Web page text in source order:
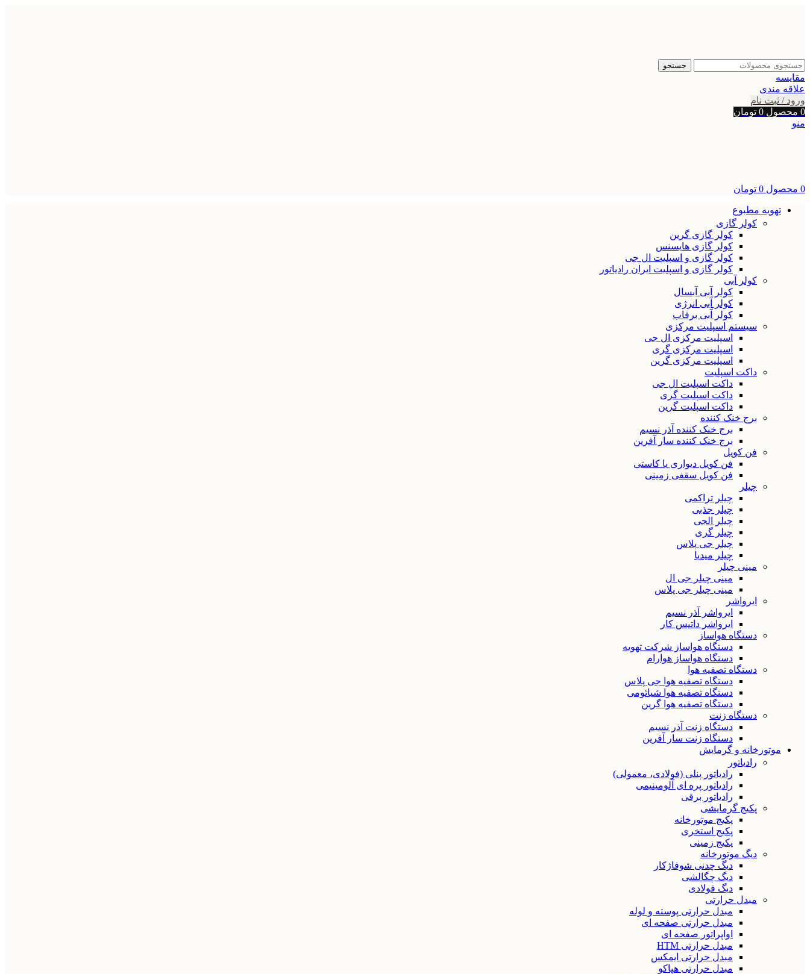
جستجو
مقایسه
علاقه مندی
ورود / ثبت نام
0 محصول 0 تومان
منو
0 محصول 0 تومان
تهویه مطبوع
کولر گازی
کولر گازی گرین
کولر گازی هایسنس
کولر گازی و اسپلیت ال جی
کولر گازی و اسپلیت ایران رادیاتور
کولر آبی
کولر آبی آبسال
کولر آبی انرژی
کولر آبی برفاب
سیستم اسپلیت مرکزی
اسپلیت مرکزی ال جی
اسپلیت مرکزی گری
اسپلیت مرکزی گرین
داکت اسپلیت
داکت اسپلیت ال جی
داکت اسپلیت گری
داکت اسپلیت گرین
برج خنک کننده
برج خنک کننده آذر نسیم
برج خنک کننده سار آفرین
فن کویل
فن کویل دیواری یا کاستی
فن کویل سقفی زمینی
چیلر
چیلر تراکمی
چیلر جذبی
چیلر الجی
چیلر گری
چیلر جی پلاس
چیلر میدیا
مینی چیلر
مینی چیلر جی ال
مینی چیلر جی پلاس
ایرواشر
ایرواشر آذر نسیم
ایرواشر داتیس کار
دستگاه هواساز
دستگاه هواساز شرکت تهویه
دستگاه هواساز هوارام
دستگاه تصفیه هوا
دستگاه تصفیه هوا جی پلاس
دستگاه تصفیه هوا شیائومی
دستگاه تصفیه هوا گرین
دستگاه زنت
دستگاه زنت آذر نسیم
دستگاه زنت سار آفرین
موتورخانه و گرمایش
رادیاتور
رادیاتور پنلی (فولادی، معمولی)
رادیاتور پره ای آلومینیمی
رادیاتور برقی
پکیج گرمایشی
پکیج موتورخانه
پکیج استخری
پکیج زمینی
دیگ موتورخانه
دیگ چدنی شوفاژکار
دیگ چگالشی
دیگ فولادی
مبدل حرارتی
مبدل حرارتی پوسته و لوله
مبدل حرارتی صفحه ای
اواپراتور صفحه ای
مبدل حرارتی HTM
مبدل حرارتی ایمکس
مبدل حرارتی هپاکو